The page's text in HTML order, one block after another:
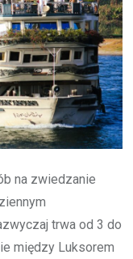
na zwiedzanie
trwa od 3 do
między Luksorem